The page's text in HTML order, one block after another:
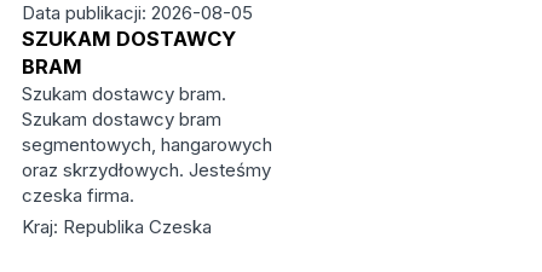
Data publikacji: 2026-08-05
SZUKAM DOSTAWCY
BRAM
Szukam dostawcy bram.
Szukam dostawcy bram
segmentowych, hangarowych
oraz skrzydłowych. Jesteśmy
czeska firma.
Kraj: Republika Czeska